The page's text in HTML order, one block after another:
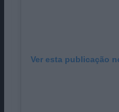
Ver esta publicação